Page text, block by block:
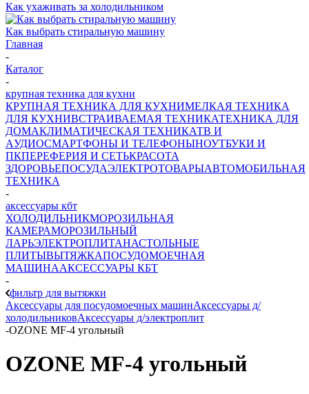
Как ухаживать за холодильником
Как выбрать стиральную машину
Главная
-
Каталог
-
крупная техника для кухни
КРУПНАЯ ТЕХНИКА ДЛЯ КУХНИМЕЛКАЯ ТЕХНИКА
ДЛЯ КУХНИВСТРАИВАЕМАЯ ТЕХНИКАТЕХНИКА ДЛЯ
ДОМАКЛИМАТИЧЕСКАЯ ТЕХНИКАТВ И
AУДИОСМАРТФОНЫ И ТЕЛЕФОНЫНОУТБУКИ И
ПКПЕРЕФЕРИЯ И СЕТЬКРАСОТА
ЗДОРОВЬЕПОСУДАЭЛЕКТРОТОВАРЫАВТОМОБИЛЬНАЯ
ТЕХНИКА
-
аксессуары кбт
ХОЛОДИЛЬНИКМОРОЗИЛЬНАЯ
КАМЕРАМОРОЗИЛЬНЫЙ
ЛАРЬЭЛЕКТРОПЛИТАНАСТОЛЬНЫЕ
ПЛИТЫВЫТЯЖКАПОСУДОМОЕЧНАЯ
МАШИНААКСЕССУАРЫ КБТ
-
фильтр для вытяжки
Аксессуары для посудомоечных машинАксессуары д/
холодильниковАксессуары д/электроплит
-OZONE MF-4 угольный
OZONE MF-4 угольный